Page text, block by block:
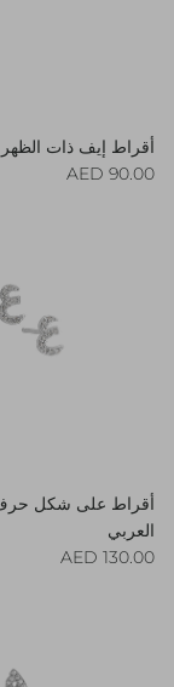
أقراط إيف ذات
Regular price
90.00 AED
أقراط على شكل
العربي
Regular price
130.00 AED